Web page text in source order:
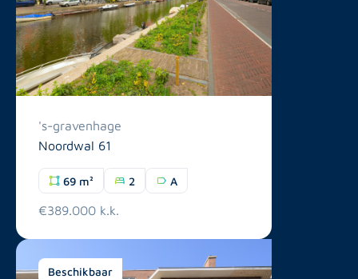
's-gravenhage
Noordwal 61
69 m² 2 A
€389.000 k.k.
Beschikbaar